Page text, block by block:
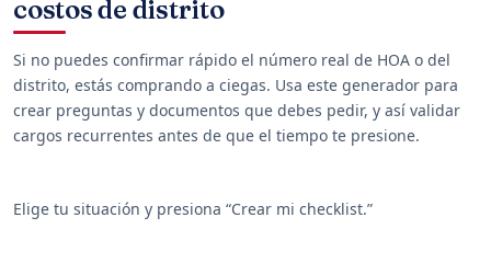
costos de distrito
Si no puedes confirmar rápido el número real de HOA o del
distrito, estás comprando a ciegas. Usa este generador para
crear preguntas y documentos que debes pedir, y así validar
cargos recurrentes antes de que el tiempo te presione.
Elige tu situación y presiona “Crear mi checklist.”